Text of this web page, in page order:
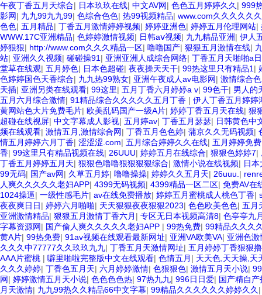
午夜丁香五月天综合| 日本玖玖在线| 中文AV网| 色色五月婷婷久久 | 999
影网| 九九99九九99| 色综合色色| 热99视频精品| www.com久久久久久
色色| 五月精品| 丁香五月激情婷婷视频| 婷婷亚洲色| 婷婷五月伦理网站|
WWW.17C亚洲精品| 色婷婷激情视频| 日韩aⅴ视频| 九九精品亚洲| 伊人
婷狠狠| http://www.com久久久精品一区| 噜噜国产| 狠狠五月激情在线|
站| 亚洲久久视频| 碰碰操91 | 亚洲亚洲人成综合网络| 丁香五月天啪啪a
堂草在线观| 五月婷色| 日本色超碰| 夜夜操天天干| 99热这里只有精品1 |
色婷婷国色天香综合| 九九热99熟女| 亚洲午夜成人av电影网| 激情综合
天插| 亚洲另类在线观看| 99这里| 五月丁香六月婷婷a v| 99色干| 男人的
五月六月综合激情| 91精品综合久久久久久五月丁香 | 伊人丁香五月婷婷
黄网站色大片免费毛片| 欧美乱码国产一级A片| 婷婷丁香五月天在线| 狠
超碰在线视屏| 中文字幕成人影视| 五月婷av| 丁香五月瑟瑟| 日韩黄色中
频在线观看| 激情五月,激情综合网| 丁香五月色色婷| 蒲京久久无码视频|
情五月婷婷六月丁香| 涩涩涩.com| 五月综合婷婷久久在线| 五月婷婷免费
香| 99这里只有精品视频在线| 26UUU| 婷婷五月在线综合| 狠狠色婷婷7|
丁香五月婷婷五月天| 狠狠色噜噜狠狠狠狠综合| 激情小说在线视频| 日
99无码| 国产av网| 久草五月婷| 噜噜操操| 婷婷久久五月天| 26uuu. |
人爽久久久久久老妇APP| 4399无码视频| 4399精品一区二区| 免费AV在
1024操逼| 一级性感毛片| av在线免费播放| 婷婷五月蜜桃成人桃色丁香|
夜夜爽日日| 婷婷六月啪啪| 天天狠狠夜夜狠狠2023| 色色欧美色色| 五月
亚洲激情精品| 狠狠五月激情丁香六月 | 专区无日本视频高清8| 色亭亭九
字幕资源网| 国产偷人爽久久久久久老妇APP | 99热免费| 99精品久久久
黄A片| 99热免费| 91av视频在线观看最新网址| 亚洲VA欧美VA| 亚洲色激
久久久中77777久久玖玖九九| 丁香五月天激情网址| 五月婷婷丁香狠狠
AAA片蜜桃 | 噼里啪啦完整版中文在线观看| 色情五月 | 天天色,天天操,天
久久久婷婷| 丁香色五月天| 六月婷婷激情| 色狠狠色| 激情五月天小说|
网| 婷婷激情五月天小说| 色色色色热| 97热九九| 996日日爱| 国产精自
月天激情| 九九99热久久精品66中文字幕| 99精品久久久久久久婷婷久久